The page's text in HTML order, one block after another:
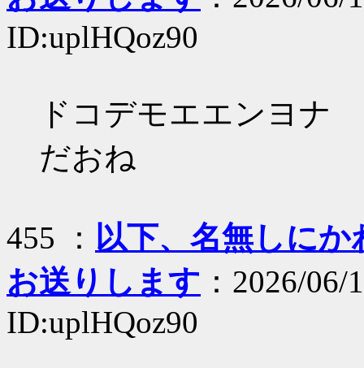
ID:uplHQoz90
ドコデモエエンヨナ
だおね
455 ： 以下、名無しに
お送りします ：2026/
ID:uplHQoz90